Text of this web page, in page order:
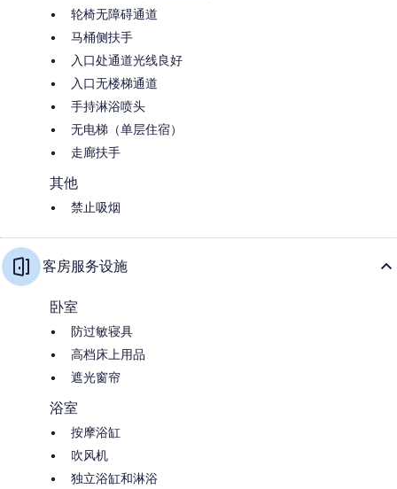
轮椅无障碍通道
马桶侧扶手
入口处通道光线良好
入口无楼梯通道
手持淋浴喷头
无电梯（单层住宿）
走廊扶手
其他
禁止吸烟
客房服务设施
卧室
防过敏寝具
高档床上用品
遮光窗帘
浴室
按摩浴缸
吹风机
独立浴缸和淋浴